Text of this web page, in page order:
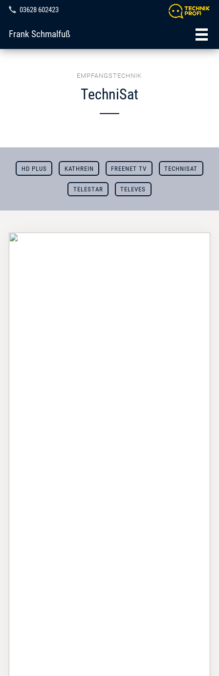
03628 602423
Frank Schmalfuß
EMPFANGSTECHNIK
TechniSat
HD PLUS KATHREIN FREENET TV TECHNISAT
TELESTAR TELEVES